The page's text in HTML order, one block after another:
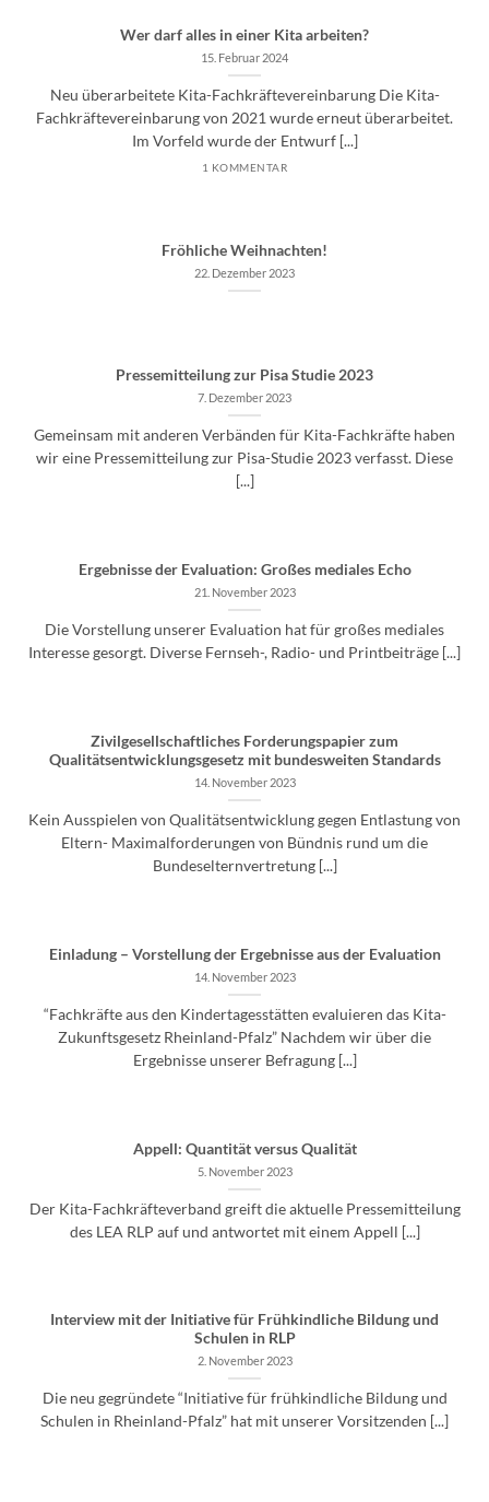
Wer darf alles in einer Kita arbeiten?
15. Februar 2024
Neu überarbeitete Kita-Fachkräftevereinbarung Die Kita-
Fachkräftevereinbarung von 2021 wurde erneut überarbeitet.
Im Vorfeld wurde der Entwurf [...]
1 KOMMENTAR
Fröhliche Weihnachten!
22. Dezember 2023
Pressemitteilung zur Pisa Studie 2023
7. Dezember 2023
Gemeinsam mit anderen Verbänden für Kita-Fachkräfte haben
wir eine Pressemitteilung zur Pisa-Studie 2023 verfasst. Diese
[...]
Ergebnisse der Evaluation: Großes mediales Echo
21. November 2023
Die Vorstellung unserer Evaluation hat für großes mediales
Interesse gesorgt. Diverse Fernseh-, Radio- und Printbeiträge [...]
Zivilgesellschaftliches Forderungspapier zum
Qualitätsentwicklungsgesetz mit bundesweiten Standards
14. November 2023
Kein Ausspielen von Qualitätsentwicklung gegen Entlastung von
Eltern- Maximalforderungen von Bündnis rund um die
Bundeselternvertretung [...]
Einladung – Vorstellung der Ergebnisse aus der Evaluation
14. November 2023
“Fachkräfte aus den Kindertagesstätten evaluieren das Kita-
Zukunftsgesetz Rheinland-Pfalz” Nachdem wir über die
Ergebnisse unserer Befragung [...]
Appell: Quantität versus Qualität
5. November 2023
Der Kita-Fachkräfteverband greift die aktuelle Pressemitteilung
des LEA RLP auf und antwortet mit einem Appell [...]
Interview mit der Initiative für Frühkindliche Bildung und
Schulen in RLP
2. November 2023
Die neu gegründete “Initiative für frühkindliche Bildung und
Schulen in Rheinland-Pfalz” hat mit unserer Vorsitzenden [...]